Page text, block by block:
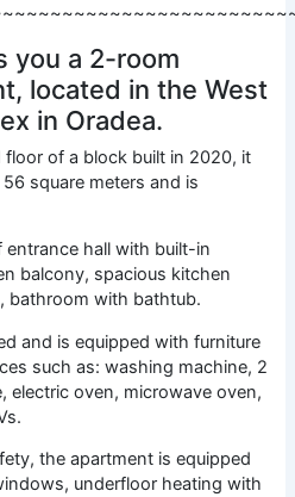
you a 2-room
located in the West
in Oradea.
of a block built in 2020, it
square meters and is
hall with built-in
balcony, spacious kitchen
bathroom with bathtub.
and is equipped with furniture
such as: washing machine, 2
electric oven, microwave oven,
the apartment is equipped
underfloor heating with